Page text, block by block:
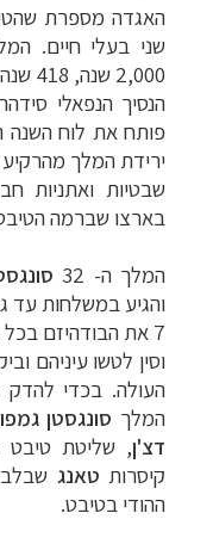
האגדה מספרת
שני בעלי חיים.
2,000 שנה, שנה
הנסיך הנפאלי
פותח את לוח השנה
ירידתהמלך מהרקיע
שבטיות ואתניות
בארצו שברמה
המלך ה-
והגיע במשלחות עד
7 אתהבודהיזם בכל
וסין לטשו עיניהם
העולה. בכדי להדק
המלך סונגסטן גמפו
דצ'ן, שליטת טיבט
קיסרות טאנג שבלב
ההודי בטיבט.